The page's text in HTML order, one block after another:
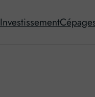
Investissement